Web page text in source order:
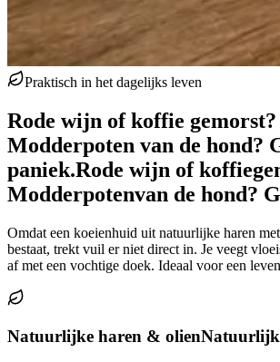
Praktisch in het dagelijks leven
Rode wijn of koffie gemorst?
Modderpoten van de hond?
paniek.Rode wijn of koffie
Modderpotenvan de hond?
Omdat een koeienhuid uit natuurlijke haren
bestaat, trekt vuil er niet direct in. Je veegt
af met een vochtige doek. Ideaal voor een
Natuurlijke haren & olien